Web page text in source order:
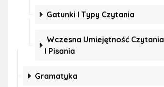
Gatunki I Typy Czytania
Wczesna Umiejętność Czytania
I Pisania
Gramatyka